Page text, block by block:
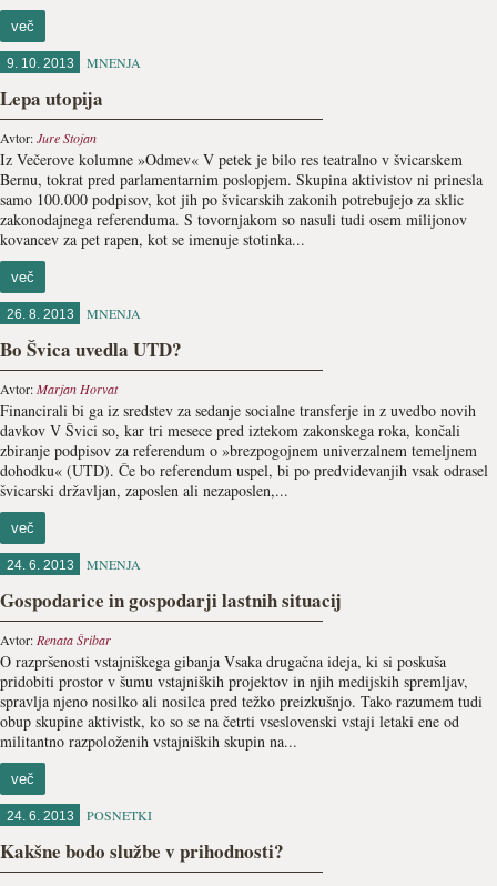
več
9. 10. 2013 MNENJA
Lepa utopija
Avtor:Jure Stojan
Iz Večerove kolumne »Odmev« V petek je bilo res teatralno v švicarskem
Bernu, tokrat pred parlamentarnim poslopjem. Skupina aktivistov ni prinesla
samo 100.000 podpisov, kot jih po švicarskih zakonih potrebujejo za sklic
zakonodajnega referenduma. S tovornjakom so nasuli tudi osem milijonov
kovancev za pet rapen, kot se imenuje stotinka...
več
26. 8. 2013 MNENJA
Bo Švica uvedla UTD?
Avtor:Marjan Horvat
Financirali bi ga iz sredstev za sedanje socialne transferje in z uvedbo novih
davkov V Švici so, kar tri mesece pred iztekom zakonskega roka, končali
zbiranje podpisov za referendum o »brezpogojnem univerzalnem temeljnem
dohodku« (UTD). Če bo referendum uspel, bi po predvidevanjih vsak odrasel
švicarski državljan, zaposlen ali nezaposlen,...
več
24. 6. 2013 MNENJA
Gospodarice in gospodarji lastnih situacij
Avtor: Renata Šribar
O razpršenosti vstajniškega gibanja Vsaka drugačna ideja, ki si poskuša
pridobiti prostor v šumu vstajniških projektov in njih medijskih spremljav,
spravlja njeno nosilko ali nosilca pred težko preizkušnjo. Tako razumem tudi
obup skupine aktivistk, ko so se na četrti vseslovenski vstaji letaki ene od
militantno razpoloženih vstajniških skupin na...
več
24. 6. 2013 POSNETKI
Kakšne bodo službe v prihodnosti?